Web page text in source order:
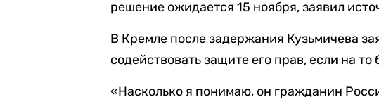
решение ожидается 15 ноября, заявил
В Кремле после задержания Кузьмичева
содействовать защите его прав, если на то
«Насколько я понимаю, он гражданин